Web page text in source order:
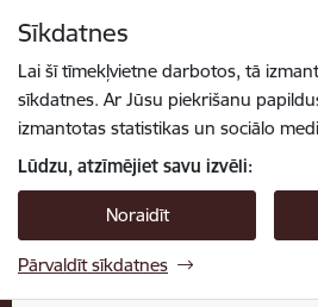
Sīkdatnes
Lai šī tīmekļvietne darbotos, tā
sīkdatnes. Ar Jūsu piekrišanu
izmantotas statistikas un sociālo
Lūdzu, atzīmējiet savu izvēli:
Noraidīt
Pārvaldīt sīkdatnes